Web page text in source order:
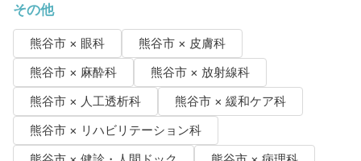
その他
熊谷市 × 眼科
熊谷市 × 皮膚科
熊谷市 × 麻酔科
熊谷市 × 放射線科
熊谷市 × 人工透析科
熊谷市 × 緩和ケア科
熊谷市 × リハビリテーション科